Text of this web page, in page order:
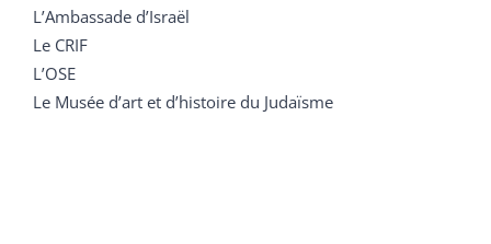
L’Ambassade d’Israël
Le CRIF
L’OSE
Le Musée d’art et d’histoire du Judaïsme